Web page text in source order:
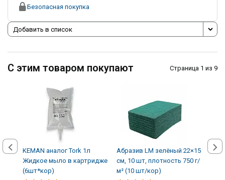
Безопасная покупка
Добавить в список
С этим товаром покупают Страница 1 из 9
KEMAN аналог Tork 1л
Жидкое мыло в картридже
(6шт*кор)
Абразив LM зелёный 22×15
см, 10 шт, плотность 750 г/
м² (10 шт/кор)